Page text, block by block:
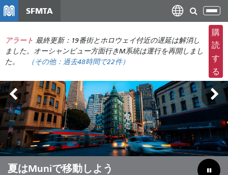
コ
ン
テ
ン
ツ
に
移
動
SFMTA
ナ
ビ
ゲ
ー
シ
ョ
ン
の
り
替
え
アラート 最終更新：19番街とホロウェイ付近の遅延は解消し
ました。オーシャンビュー方面行きM系統は運行を再開しまし
た。
（その他： 過去48時間で22件）
購
読
す
る
アウトサイド・ランズ 8月7日～9日
夏はMuniで移動しよう
予算のギャップを埋めて市を節約する